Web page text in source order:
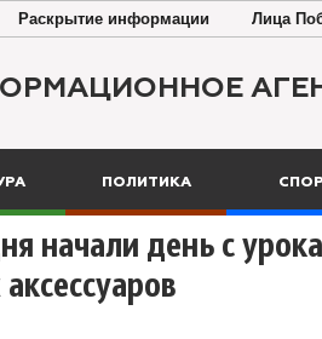
Раскрытие информации Лица
ПОЛИТИКА
начали день с